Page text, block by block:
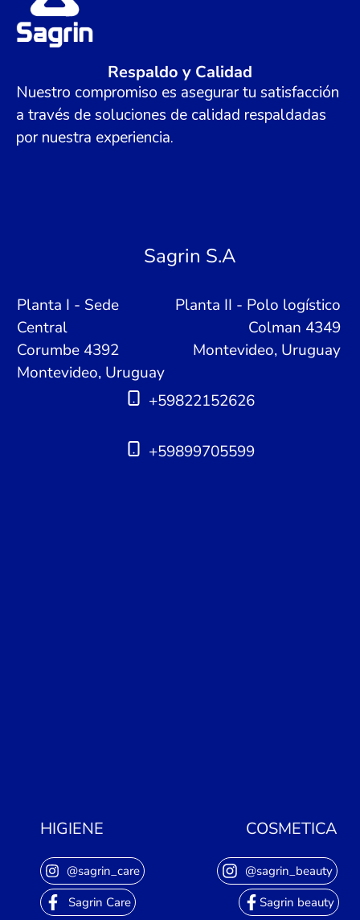
Respaldo y Calidad
Nuestro compromiso es asegurar tu satisfacción
a través de soluciones de calidad respaldadas
por nuestra experiencia.
Sagrin S.A
Planta I - Sede
Central
Corumbe 4392
Montevideo, Uruguay
Planta II - Polo logístico
Colman 4349
Montevideo, Uruguay
+59822152626
+59899705599
COSMETICA
@sagrin_beauty
Sagrin beauty
HIGIENE
@sagrin_care
Sagrin Care